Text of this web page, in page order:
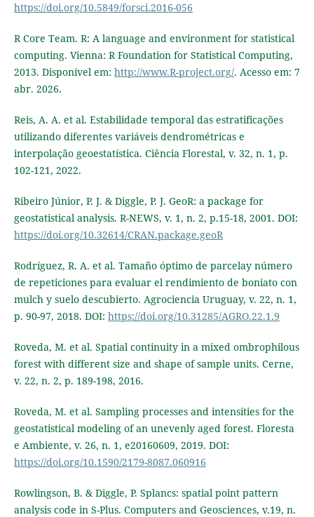
https://doi.org/10.5849/forsci.2016-056
R Core Team. R: A language and environment for statistical
computing. Vienna: R Foundation for Statistical Computing,
2013. Disponível em: http://www.R-project.org/. Acesso em: 7
abr. 2026.
Reis, A. A. et al. Estabilidade temporal das estratificações
utilizando diferentes variáveis dendrométricas e
interpolação geoestatística. Ciência Florestal, v. 32, n. 1, p.
102-121, 2022.
Ribeiro Júnior, P. J. & Diggle, P. J. GeoR: a package for
geostatistical analysis. R-NEWS, v. 1, n. 2, p.15-18, 2001. DOI:
https://doi.org/10.32614/CRAN.package.geoR
Rodríguez, R. A. et al. Tamaño óptimo de parcelay número
de repeticiones para evaluar el rendimiento de boniato con
mulch y suelo descubierto. Agrociencia Uruguay, v. 22, n. 1,
p. 90-97, 2018. DOI: https://doi.org/10.31285/AGRO.22.1.9
Roveda, M. et al. Spatial continuity in a mixed ombrophilous
forest with different size and shape of sample units. Cerne,
v. 22, n. 2, p. 189-198, 2016.
Roveda, M. et al. Sampling processes and intensities for the
geostatistical modeling of an unevenly aged forest. Floresta
e Ambiente, v. 26, n. 1, e20160609, 2019. DOI:
https://doi.org/10.1590/2179-8087.060916
Rowlingson, B. & Diggle, P. Splancs: spatial point pattern
analysis code in S-Plus. Computers and Geosciences, v.19, n.